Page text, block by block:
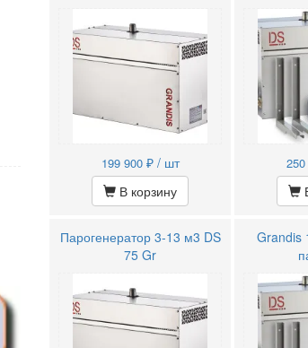
199 900₽ / шт
В корзину
Парогенератор 3-13 м3 DS
75 Gr
Grandis